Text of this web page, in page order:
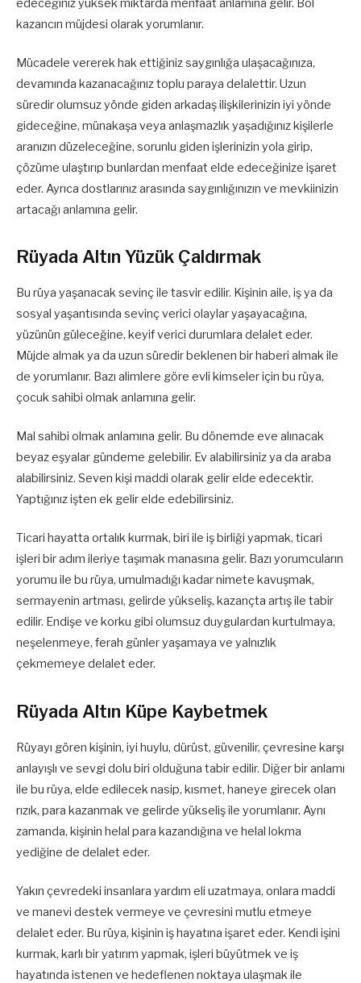
kazancın müjdesi olarak yorumlanır.
Mücadele vererek hak ettiğiniz saygınlığa ulaşacağınıza,
devamında kazanacağınız toplu paraya delalettir. Uzun
süredir olumsuz yönde giden arkadaş ilişkilerinizin iyi yönde
gideceğine, münakaşa veya anlaşmazlık yaşadığınız kişilerle
aranızın düzeleceğine, sorunlu giden işlerinizin yola girip,
çözüme ulaştırıp bunlardan menfaat elde edeceğinize işaret
eder. Ayrıca dostlarınız arasında saygınlığınızın ve mevkiinizin
artacağı anlamına gelir.
Rüyada Altın Yüzük Çaldırmak
Bu rüya yaşanacak sevinç ile tasvir edilir. Kişinin aile, iş ya da
sosyal yaşantısında sevinç verici olaylar yaşayacağına,
yüzünün güleceğine, keyif verici durumlara delalet eder.
Müjde almak ya da uzun süredir beklenen bir haberi almak ile
de yorumlanır. Bazı alimlere göre evli kimseler için bu rüya,
çocuk sahibi olmak anlamına gelir.
Mal sahibi olmak anlamına gelir. Bu dönemde eve alınacak
beyaz eşyalar gündeme gelebilir. Ev alabilirsiniz ya da araba
alabilirsiniz. Seven kişi maddi olarak gelir elde edecektir.
Yaptığınız işten ek gelir elde edebilirsiniz.
Ticari hayatta ortalık kurmak, biri ile iş birliği yapmak, ticari
işleri bir adım ileriye taşımak manasına gelir. Bazı yorumcuların
yorumu ile bu rüya, umulmadığı kadar nimete kavuşmak,
sermayenin artması, gelirde yükseliş, kazançta artış ile tabir
edilir. Endişe ve korku gibi olumsuz duygulardan kurtulmaya,
neşelenmeye, ferah günler yaşamaya ve yalnızlık
çekmemeye delalet eder.
Rüyada Altın Küpe Kaybetmek
Rüyayı gören kişinin, iyi huylu, dürüst, güvenilir, çevresine karşı
anlayışlı ve sevgi dolu biri olduğuna tabir edilir. Diğer bir anlamı
ile bu rüya, elde edilecek nasip, kısmet, haneye girecek olan
rızık, para kazanmak ve gelirde yükseliş ile yorumlanır. Aynı
zamanda, kişinin helal para kazandığına ve helal lokma
yediğine de delalet eder.
Yakın çevredeki insanlara yardım eli uzatmaya, onlara maddi
ve manevi destek vermeye ve çevresini mutlu etmeye
delalet eder. Bu rüya, kişinin iş hayatına işaret eder. Kendi işini
kurmak, karlı bir yatırım yapmak, işleri büyütmek ve iş
hayatında istenen ve hedeflenen noktaya ulaşmak ile